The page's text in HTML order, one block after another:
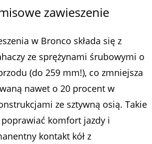
zawieszenie
w Bronco składa się z
ze sprężynami śrubowymi o
(do 259 mm!), co zmniejsza
nawet o 20 procent w
ze sztywną osią. Takie
komfort jazdy i
kontakt kół z